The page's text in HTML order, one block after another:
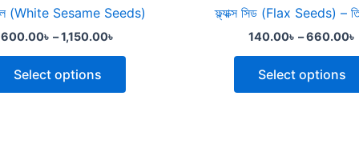
(White Sesame Seeds)
600.00৳ – 1,150.00৳
Select options
product
ফ্ল্যাক্স সিড (Flax Seeds) –
140.00৳ – 660.00৳
Select options